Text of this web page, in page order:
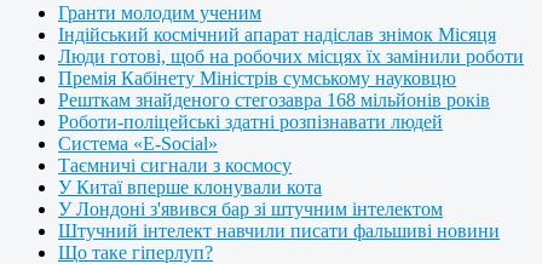
Гранти молодим ученим
Індійський космічний апарат надіслав знімок Місяця
Люди готові, щоб на робочих місцях їх замінили роботи
Премія Кабінету Міністрів сумському науковцю
Решткам знайденого стегозавра 168 мільйонів років
Роботи-поліцейські здатні розпізнавати людей
Система «E-Social»
Таємничі сигнали з космосу
У Китаї вперше клонували кота
У Лондоні з'явився бар зі штучним інтелектом
Штучний інтелект навчили писати фальшиві новини
Що таке гіперлуп?